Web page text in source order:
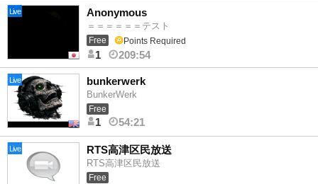
Live Anonymous
＝＝＝＝＝＝テスト
Free Points Required
1 209:54
Live bunkerwerk
BunkerWerk
Free
1 54:21
Live RTS高津区民放送
RTS高津区民放送
Free